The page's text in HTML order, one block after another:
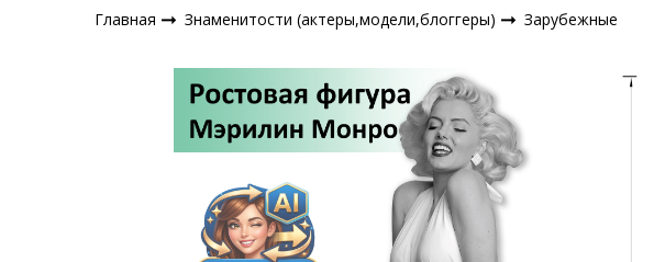
Главная Знаменитости (актеры,модели,блоггеры) Зарубежные